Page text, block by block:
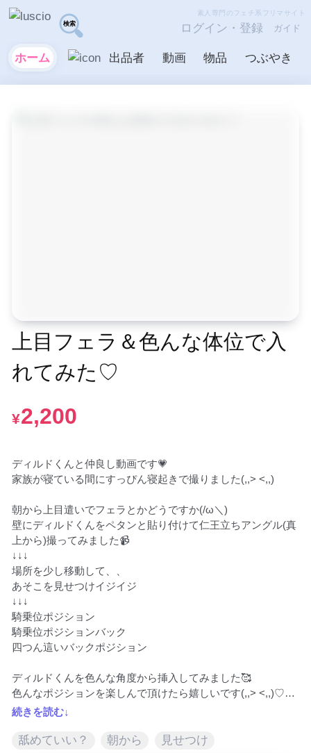
ホーム 出品者 動画 物品 つぶやき
素人専門のフェチ系フリマサイト
ログイン・登録 ガイド
上目フェラ＆色んな体位で入
れてみた♡
¥2,200
ディルドくんと仲良し動画です💗
家族が寝ている間にすっぴん寝起きで撮りました(,,> <,,)
朝から上目遣いでフェラとかどうですか(/ω＼)
壁にディルドくんをペタンと貼り付けて仁王立ちアングル(真
上から)撮ってみました📹
↓↓↓
場所を少し移動して、、
あそこを見せつけイジイジ
↓↓↓
騎乗位ポジション
騎乗位ポジションバック
四つん這いバックポジション
ディルドくんを色んな角度から挿入してみました🥰
色んなポジションを楽しんで頂けたら嬉しいです(,,> <,,)♡
⚠️最後まではイッてません⚠️
続きを読む↓
舐めていい？ 朝から 見せつけ